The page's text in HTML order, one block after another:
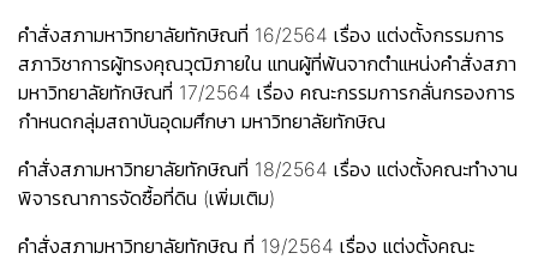
คำสั่งสภามหาวิทยาลัยทักษิณที่ 16/2564 เรื่อง แต่งตั้งกรรมการ
สภาวิชาการผู้ทรงคุณวุฒิภายใน แทนผู้ที่พ้นจากตำแหน่งคำสั่งสภา
มหาวิทยาลัยทักษิณที่ 17/2564 เรื่อง คณะกรรมการกลั่นกรองการ
กำหนดกลุ่มสถาบันอุดมศึกษา มหาวิทยาลัยทักษิณ
คำสั่งสภามหาวิทยาลัยทักษิณที่ 18/2564 เรื่อง แต่งตั้งคณะทำงาน
พิจารณาการจัดซื้อที่ดิน (เพิ่มเติม)
คำสั่งสภามหาวิทยาลัยทักษิณ ที่ 19/2564 เรื่อง แต่งตั้งคณะ